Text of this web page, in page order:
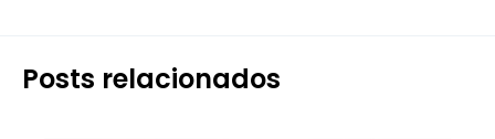
Posts relacionados